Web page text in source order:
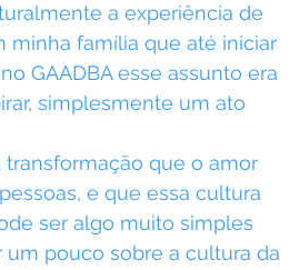
a experiência de
minha família que até iniciar
GAADBA esse assunto era
simplesmente um ato
transformação que o amor
e que essa cultura
ser algo muito simples
um pouco sobre a cultura da